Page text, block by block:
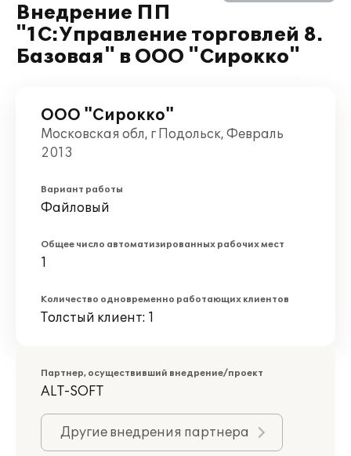
Внедрение ПП
"1С:Управление торговлей 8.
Базовая" в ООО "Сирокко"
ООО "Сирокко"
Московская обл, г Подольск, Февраль
2013
Вариант работы
Файловый
Общее число автоматизированных рабочих мест
1
Количество одновременно работающих клиентов
Толстый клиент: 1
Партнер, осуществивший внедрение/проект
ALT-SOFT
Другие внедрения партнера